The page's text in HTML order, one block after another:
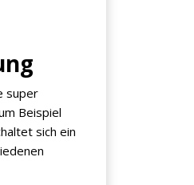
super
Beispiel
sich ein